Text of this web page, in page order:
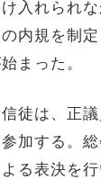
入れられ
内規を制
まった。
徒は、正議
加する。
る表決を